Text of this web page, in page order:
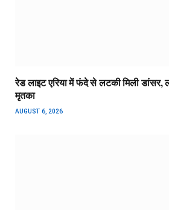
रेड लाइट एरिया में फंदे से लटकी मिली
मृतका
AUGUST 6, 2026